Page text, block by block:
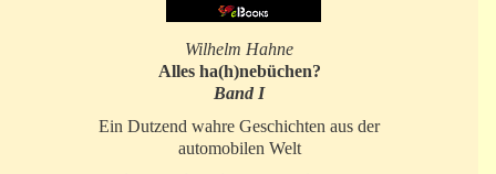
Wilhelm Hahne
Alles ha(h)nebüchen?
Band I
Ein Dutzend wahre Geschichten aus der
automobilen Welt